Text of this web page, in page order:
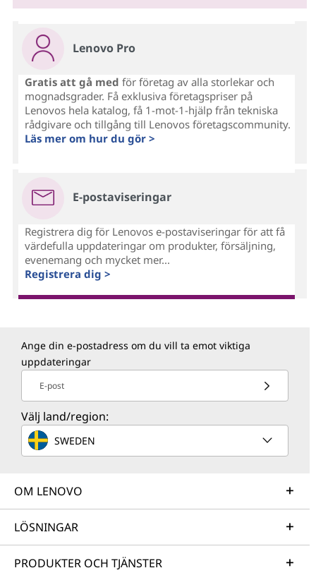
Lenovo Pro
Gratis att gå med för företag av alla storlekar och
mognadsgrader. Få exklusiva företagspriser på
Lenovos hela katalog, få 1-mot-1-hjälp från tekniska
rådgivare och tillgång till Lenovos företagscommunity.
Läs mer om hur du gör >
E-postaviseringar
Registrera dig för Lenovos e-postaviseringar för att få
värdefulla uppdateringar om produkter, försäljning,
evenemang och mycket mer...
Registrera dig >
Ange din e-postadress om du vill ta emot viktiga
uppdateringar
E-post
Välj land/region:
SWEDEN
OM LENOVO
LÖSNINGAR
PRODUKTER OCH TJÄNSTER